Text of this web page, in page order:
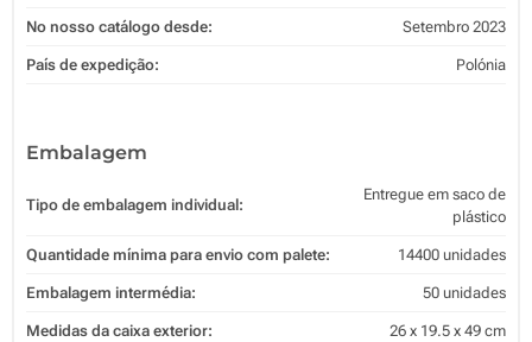
No nosso catálogo desde: Setembro 2023
País de expedição: Polónia
Embalagem
Tipo de embalagem individual:
Entregue em saco de
plástico
Quantidade mínima para envio com palete: 14400 unidades
Embalagem intermédia: 50 unidades
Medidas da caixa exterior: 26 x 19.5 x 49 cm